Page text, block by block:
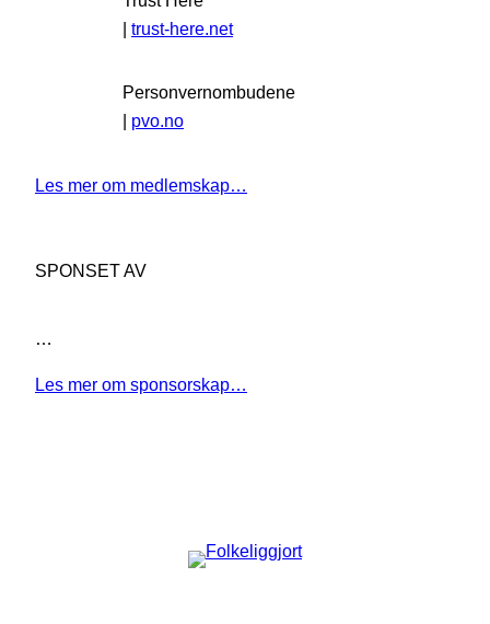
| trust-here.net
Personvernombudene
pvo.no
Les mer om medlemskap…
SPONSET AV
…
Les mer om sponsorskap…